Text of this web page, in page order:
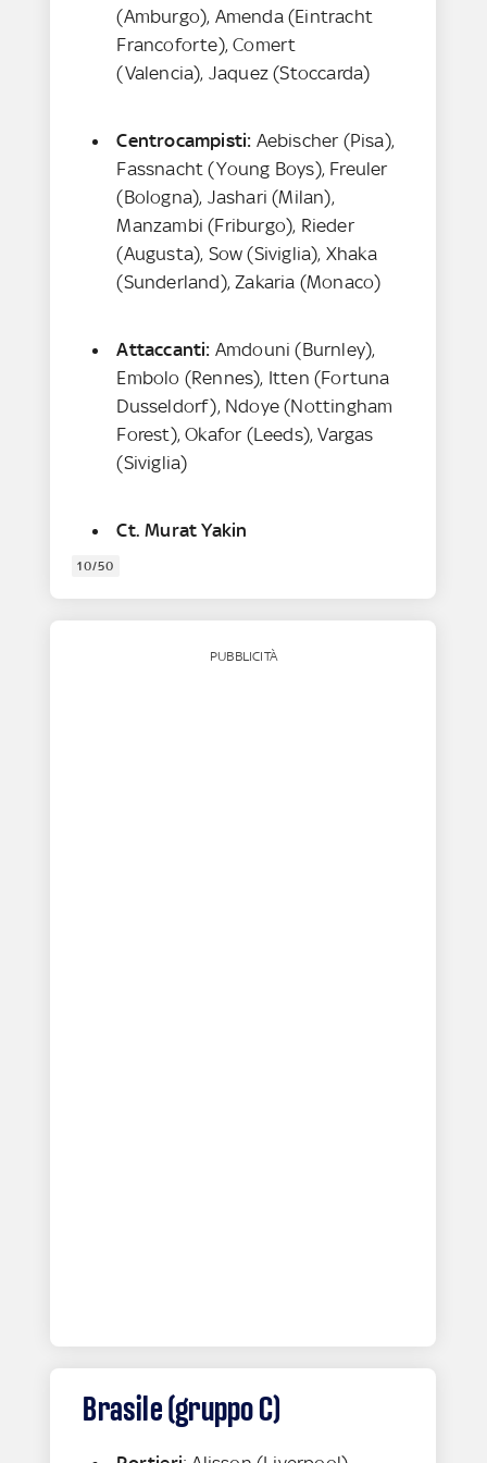
(Amburgo), Amenda (Eintracht
Francoforte), Comert
(Valencia), Jaquez (Stoccarda)
Centrocampisti: Aebischer (Pisa),
Fassnacht (Young Boys), Freuler
(Bologna), Jashari (Milan),
Manzambi (Friburgo), Rieder
(Augusta), Sow (Siviglia), Xhaka
(Sunderland), Zakaria (Monaco)
Attaccanti: Amdouni (Burnley),
Embolo (Rennes), Itten (Fortuna
Dusseldorf), Ndoye (Nottingham
Forest), Okafor (Leeds), Vargas
(Siviglia)
Ct. Murat Yakin
10/50
PUBBLICITÀ
Brasile (gruppo C)